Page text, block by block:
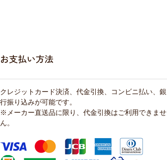
お支払い方法
クレジットカード決済、代金引換、コンビニ払い、銀
行振り込みが可能です。
※メーカー直送品に限り、代金引換はご利用できませ
ん。